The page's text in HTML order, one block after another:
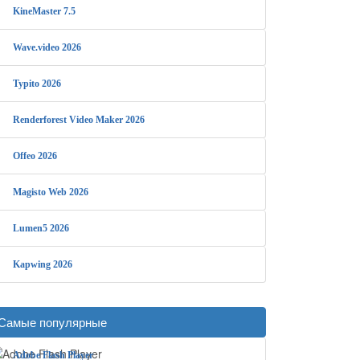
KineMaster 7.5
Wave.video 2026
Typito 2026
Renderforest Video Maker 2026
Offeo 2026
Magisto Web 2026
Lumen5 2026
Kapwing 2026
популярные
Adobe Flash Player